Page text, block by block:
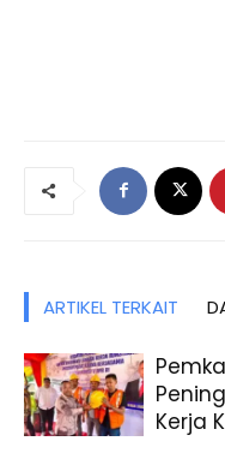
ARTIKEL TERKAIT
Kerja